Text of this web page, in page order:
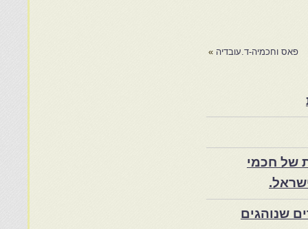
פאס וחכמיה-ד.עובדיה »
של חכמי
שנוהגים